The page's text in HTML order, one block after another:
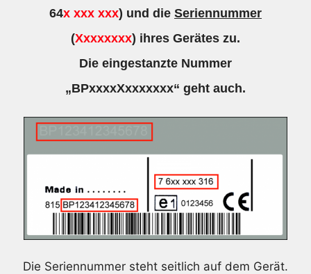
64x xxx xxx) und die Seriennummer
(Xxxxxxxx) ihres Gerätes zu.
Die eingestanzte Nummer
„BPxxxxXxxxxxxx“ geht auch.
Die Seriennummer steht seitlich auf dem Gerät.